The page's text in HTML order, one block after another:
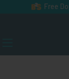
Skip to contentFree